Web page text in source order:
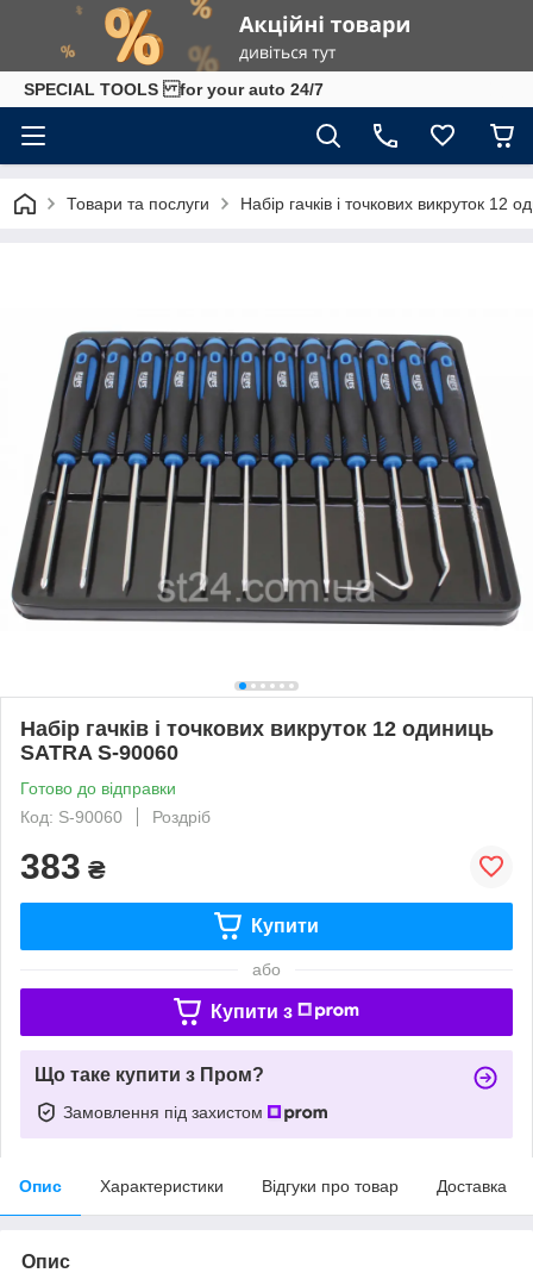
SPECIAL TOOLS for your auto 24/7
Товари та послуги Набір гачків і точкових викруток 12
Набір гачків і точкових викруток 12 одиниць
SATRA S-90060
Готово до відправки
Код: S-90060
Роздріб
383 ₴
Купити
або
Купити з
Що таке купити з Пром?
Замовлення під захистом
Опис Характеристики Відгуки про товар Доставка
Опис